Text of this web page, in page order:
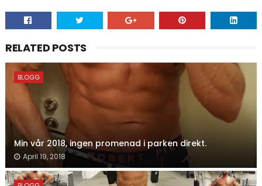
RELATED POSTS
BLOGG
Min vår 2018, ingen promenad i parken direkt.
April 19, 2018